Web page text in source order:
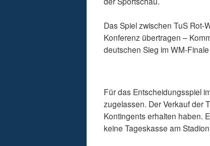
Das Spiel zwischen TuS Rot-
Konferenz übertragen –
deutschen Sieg im WM-
Für das Entscheidungsspiel
zugelassen. Der Verkauf der
Kontingents erhalten haben.
keine Tageskasse am